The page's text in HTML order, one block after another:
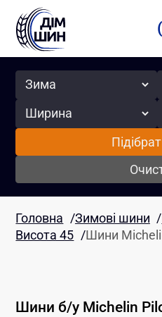
Сезон
Ширина
Головна /Зимові шини /
Висота 45 /Шини
Шини б/у Michelin